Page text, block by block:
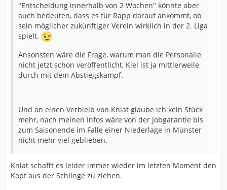
"Entscheidung innerhalb von 2 Wochen" könnte aber
auch bedeuten, dass es für Rapp darauf ankommt, ob
sein möglicher zukünftiger Verein wirklich in der 2. Liga
spielt.
Ansonsten wäre die Frage, warum man die Personalie
nicht jetzt schon veröffentlicht, Kiel ist ja mittlerweile
durch mit dem Abstiegskampf.
Und an einen Verbleib von Kniat glaube ich kein Stück
mehr, nach meinen Infos wäre von der Jobgarantie bis
zum Saisonende im Falle einer Niederlage in Münster
nicht mehr viel geblieben.
Kniat schafft es leider immer wieder im letzten Moment den
Kopf aus der Schlinge zu ziehen.